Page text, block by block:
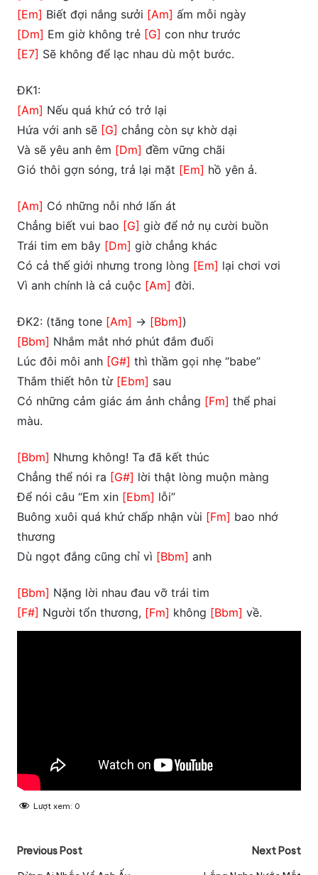
[Em] Biết đợi nắng sưởi [Am] ấm mỗi ngày
[Dm] Em giờ không trẻ [G] con như trước
[E7] Sẽ không để lạc nhau dù một bước.
ĐK1:
[Am] Nếu quá khứ có trở lại
Hứa với anh sẽ [G] chẳng còn sự khờ dại
Và sẽ yêu anh êm [Dm] đềm vững chãi
Gió thôi gợn sóng, trả lại mặt [Em] hồ yên ả.
[Am] Có những nỗi nhớ lấn át
Chẳng biết vui bao [G] giờ để nở nụ cười buồn
Trái tim em bây [Dm] giờ chẳng khác
Có cả thế giới nhưng trong lòng [Em] lại chơi vơi
Vì anh chính là cả cuộc [Am] đời.
ĐK2: (tăng tone [Am] -> [Bbm])
[Bbm] Nhắm mắt nhớ phút đắm đuối
Lúc đôi môi anh [G#] thì thầm gọi nhẹ “babe”
Thắm thiết hôn từ [Ebm] sau
Có những cảm giác ám ảnh chẳng [Fm] thể phai
màu.
[Bbm] Nhưng không! Ta đã kết thúc
Chẳng thể nói ra [G#] lời thật lòng muộn màng
Để nói câu “Em xin [Ebm] lỗi”
Buông xuôi quá khứ chấp nhận vùi [Fm] bao nhớ
thương
Dù ngọt đắng cũng chỉ vì [Bbm] anh
[Bbm] Nặng lời nhau đau vỡ trái tim
[F#] Người tổn thương, [Fm] không [Bbm] về.
Lượt xem: 0
Post
Previous Post
Next Post